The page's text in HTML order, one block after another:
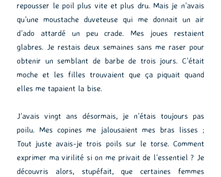
repousser le poil plus vite et plus dru. Mais je n’avais
qu’une moustache duveteuse qui me donnait un air
d’ado attardé un peu crade. Mes joues restaient
glabres. Je restais deux semaines sans me raser pour
obtenir un semblant de barbe de trois jours. C’était
moche et les filles trouvaient que ça piquait quand
elles me tapaient la bise.
J’avais vingt ans désormais, je n’étais toujours pas
poilu. Mes copines me jalousaient mes bras lisses ;
Tout juste avais-je trois poils sur le torse. Comment
exprimer ma virilité si on me privait de l’essentiel ? Je
découvris alors, stupéfait, que certaines femmes